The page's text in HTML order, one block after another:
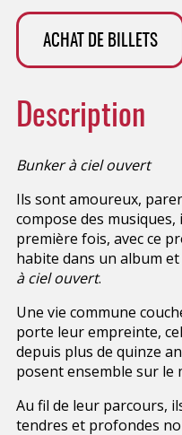
ACHAT DE BILLETS
Description
Bunker à ciel ouvert
Ils sont amoureux,
compose des
première fois, avec ce
habite dans un album
à ciel ouvert.
Une vie commune
porte leur empreinte,
depuis plus de quinze
posent ensemble sur le
Au fil de leur parcours,
tendres et profondes